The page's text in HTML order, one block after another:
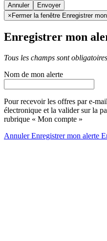
Annuler
× Fermer la fenêtre Enregistrer
Enregistrer mon
Tous les champs sont obligatoires
Nom de mon alerte
Pour recevoir les offres par e-
électronique et la valider sur la
rubrique « Mon compte »
AnnulerEnregistrer mon alerte